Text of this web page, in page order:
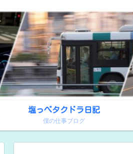
塩っぺタクドラ日記
僕の仕事ブログ